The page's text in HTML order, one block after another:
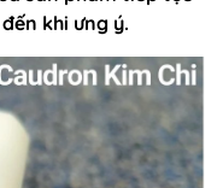
khi ưng ý.